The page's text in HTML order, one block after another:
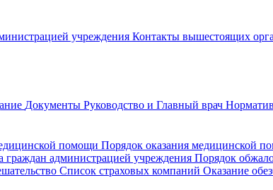
учреждения Контакты вышестоящих
Документы Руководство и Главный врач
помощи Порядок оказания медицинской
граждан администрацией учреждения Порядок
Список страховых компаний Оказание